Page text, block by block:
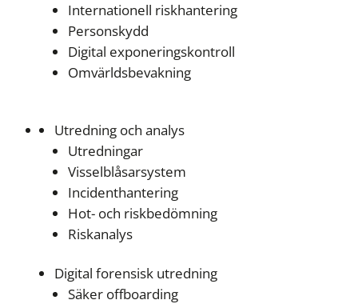
Internationell riskhantering
Personskydd
Digital exponeringskontroll
Omvärldsbevakning
Utredning och analys
Utredningar
Visselblåsarsystem
Incidenthantering
Hot- och riskbedömning
Riskanalys
Digital forensisk utredning
Säker offboarding